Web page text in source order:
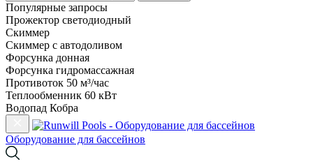
Популярные запросы
Прожектор светодиодный
Скиммер
Скиммер с автодоливом
Форсунка донная
Форсунка гидромассажная
Противоток 50 м³/час
Теплообменник 60 кВт
Водопад Кобра
Оборудование для бассейнов